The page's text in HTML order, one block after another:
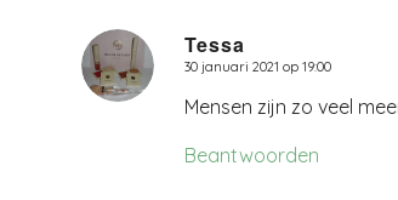
Tessa
zegt:
30 januari 2021 op 19:00
Mensen zijn zo veel
Beantwoorden